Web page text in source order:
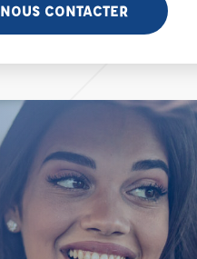
NOUS CONTACTER